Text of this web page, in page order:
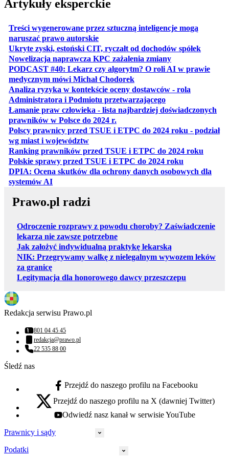
Artykuły eksperckie
Treści wygenerowane przez sztuczną inteligencje mogą
naruszać prawo autorskieotwiera się w nowej karcie
Ukryte zyski, estoński CIT, ryczałt od dochodów spółekotwiera
Nowelizacja naprawcza KPC zażalenia zmianyotwiera się w
PODCAST #40: Lekarz czy algorytm? O roli AI w prawie
medycznym mówi Michał Chodorekotwiera się w nowej karcie
Analiza ryzyka w kontekście oceny dostawców - rola
Administratora i Podmiotu przetwarzającegootwiera się w
Łamanie praw człowieka - lista najbardziej doświadczonych
prawników w Polsce do 2024 r.
Polscy prawnicy przed TSUE i ETPC do 2024 roku - podział
wg miast i województwotwiera się w nowej karcie
Ranking prawników przed TSUE i ETPC do 2024 roku
Polskie sprawy przed TSUE i ETPC do 2024 roku
DPIA: Ocena skutków dla ochrony danych osobowych dla
systemów AIotwiera się w nowej karcie
Prawo.pl radzi
Odroczenie rozprawy z powodu choroby? Zaświadczenie
lekarza nie zawsze potrzebne
Jak założyć indywidualną praktykę lekarską
NIK: Przegrywamy walkę z nielegalnym wywozem leków
za granicę
Legitymacja dla honorowego dawcy przeszczepu
Redakcja serwisu Prawo.pl
Numer telefonu:
801 04 45 45
Adres email:
redakcja@prawo.pl
Numer telefonu:
22 535 88 00
Śledź nas
facebook - otwiera się w nowej karcie
Przejdź do naszego profilu na Facebooku
x - otwiera się w nowej karcie
Przejdź do naszego profilu na X (dawniej Twitter)
youtube - otwiera się w nowej karcie
Odwiedź nasz kanał w serwisie YouTube
Prawnicy i sądy
Podatki